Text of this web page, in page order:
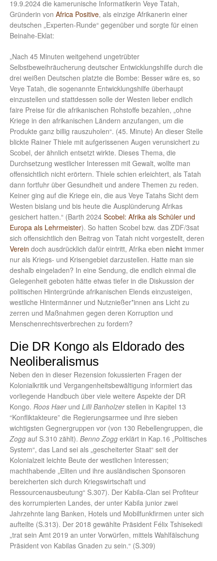
19.9.2024 die kamerunische Informatikerin Veye Tatah,
Gründerin von Africa Positive, als einzige Afrikanerin einer
deutschen „Experten-Runde“ gegenüber und sorgte für einen
Beinahe-Eklat:
„Nach 45 Minuten weitgehend ungetrübter
Selbstbeweihräucherung deutscher Entwicklungshilfe durch die
drei weißen Deutschen platzte die Bombe: Besser wäre es, so
Veye Tatah, die sogenannte Entwicklungshilfe überhaupt
einzustellen und stattdessen solle der Westen lieber endlich
faire Preise für die afrikanischen Rohstoffe bezahlen, „ohne
Kriege in den afrikanischen Ländern anzufangen, um die
Produkte ganz billig rauszuholen“. (45. Minute) An dieser Stelle
blickte Rainer Thiele mit aufgerissenen Augen verunsichert zu
Scobel, der ähnlich entsetzt wirkte. Dieses Thema, die
Durchsetzung westlicher Interessen mit Gewalt, wollte man
offensichtlich nicht erörtern. Thiele schien erleichtert, als Tatah
dann fortfuhr über Gesundheit und andere Themen zu reden.
Keiner ging auf die Kriege ein, die aus Veye Tatahs Sicht dem
Westen bislang und bis heute die Ausplünderung Afrikas
gesichert hatten.“ (Barth 2024 Scobel: Afrika als Schüler und
Europa als Lehrmeister). So hatten Scobel bzw. das ZDF/3sat
sich offensichtlich den Beitrag von Tatah nicht vorgestellt, deren
Verein doch ausdrücklich dafür eintritt, Afrika eben nicht immer
nur als Kriegs- und Krisengebiet darzustellen. Hatte man sie
deshalb eingeladen? In eine Sendung, die endlich einmal die
Gelegenheit geboten hätte etwas tiefer in die Diskussion der
politischen Hintergründe afrikanischen Elends einzusteigen,
westliche Hintermänner und Nutznießer*innen ans Licht zu
zerren und Maßnahmen gegen deren Korruption und
Menschenrechtsverbrechen zu fordern?
Die DR Kongo als Eldorado des
Neoliberalismus
Neben den in dieser Rezension fokussierten Fragen der
Kolonialkritik und Vergangenheitsbewältigung informiert das
vorliegende Handbuch über viele weitere Aspekte der DR
Kongo. Roos Haer und Lilli Banholzerstellen in Kapitel 13
“Konfliktakteure” die Regierungsarmee und ihre sieben
wichtigsten Gegnergruppen vor (von 130 Rebellengruppen, die
Zogg auf S.310 zählt). Benno Zogg erklärt in Kap.16 „Politisches
System“, das Land sei als „gescheiterter Staat“ seit der
Kolonialzeit leichte Beute der westlichen Interessen;
machthabende „Eliten und ihre ausländischen Sponsoren
bereicherten sich durch Kriegswirtschaft und
Ressourcenausbeutung“ S.307). Der Kabila-Clan sei Profiteur
des korrumpierten Landes, der unter Kabila junior zwei
Jahrzehnte lang Banken, Hotels und Mobilfunkfirmen unter sich
aufteilte (S.313). Der 2018 gewählte Präsident Félix Tshisekedi
„trat sein Amt 2019 an unter Vorwürfen, mittels Wahlfälschung
Präsident von Kabilas Gnaden zu sein.“ (S.309)